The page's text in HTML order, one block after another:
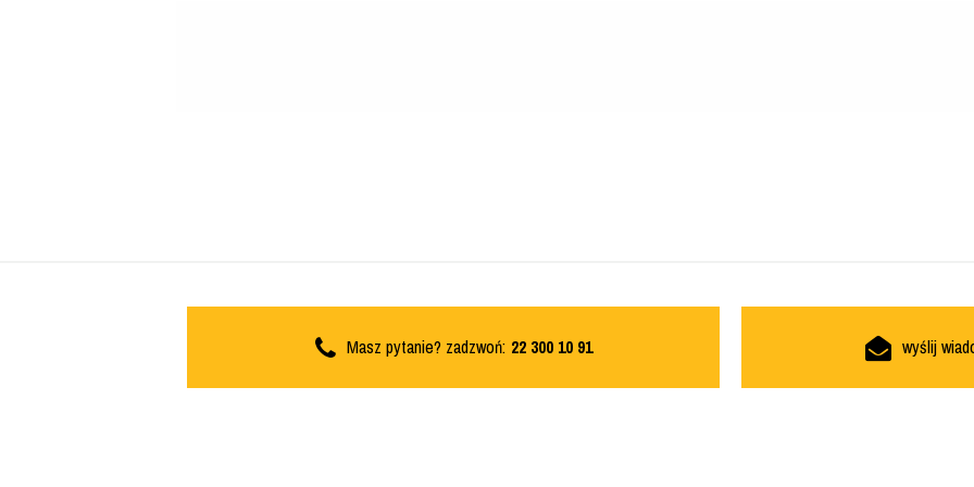
Masz pytanie? zadzwoń: 22 300 10 91 wyślij